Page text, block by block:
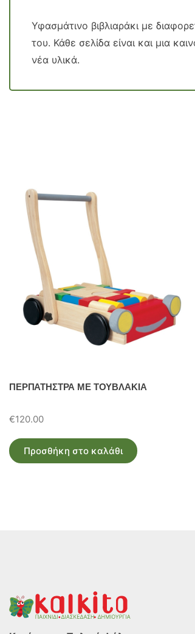
Υφασμάτινο βιβλιαράκι με
του. Κάθε σελίδα είναι και μια
νέα υλικά.
ΠΕΡΠΑΤΗΣΤΡΑ ΜΕ ΤΟΥΒΛΑΚΙΑ
€120.00
Προσθήκη στο καλάθι